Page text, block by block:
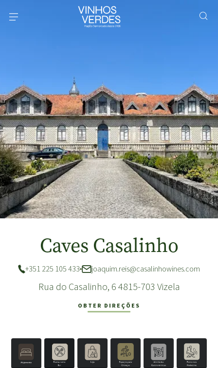
Caves Casalinho
+351 225 105 433 joaquim.reis@casalinhowines.com
Rua do Casalinho, 6 4815-703 Vizela
OBTER DIREÇÕES